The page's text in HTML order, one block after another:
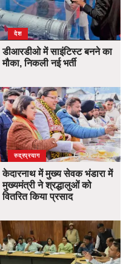
देश
डीआरडीओ में साइंटिस्ट बनने का
मौका, निकली नई भर्ती
उत्तराखंड
देश
रुद्रप्रयाग
केदारनाथ में मुख्य सेवक भंडारा में
मुख्यमंत्री ने श्रद्धालुओं को
वितरित किया प्रसाद